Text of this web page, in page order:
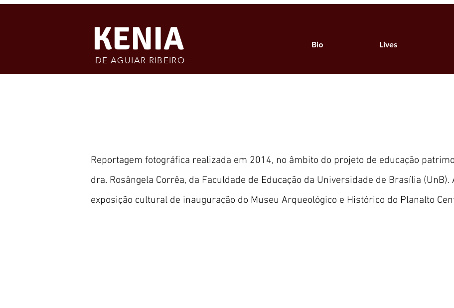
Reportagem fotográfica realizada em 2014, no âmbito do projeto de educação
dra. Rosângela Corrêa, da Faculdade de Educação da Universidade de Brasília
exposição cultural de inauguração do Museu Arqueológico e Histórico do Planalto
KENIA
DE AGUIAR RIBEIRO
Bio Lives